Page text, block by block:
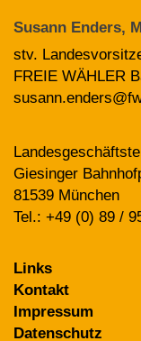
Susann Enders,
stv.
FREIE WÄHLER
Giesinger
81539 München
Tel.: +49 (0) 89 /
Links
Kontakt
Impressum
Datenschutz